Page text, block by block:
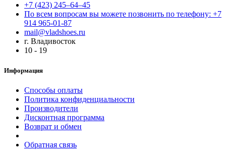
+7 (423) 245–64–45
По всем вопросам вы можете позвонить по телефону: +7
914 965-01-87
mail@vladshoes.ru
г. Владивосток
10 - 19
Информация
Способы оплаты
Политика конфиденциальности
Производители
Дисконтная программа
Возврат и обмен
Обратная связь